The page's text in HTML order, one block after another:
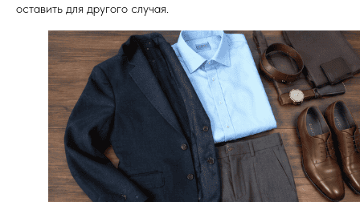
оставить для другого случая.